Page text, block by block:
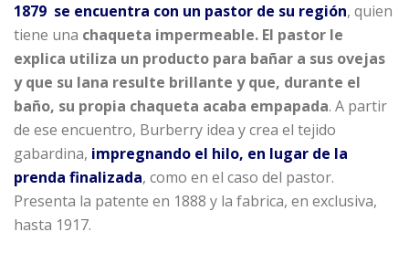
1879 se encuentra con un pastor de su región, quien
tiene una chaqueta impermeable. El pastor le
explica utiliza un producto para bañar a sus ovejas
y que su lana resulte brillante y que, durante el
baño, su propia chaqueta acaba empapada. A partir
de ese encuentro, Burberry idea y crea el tejido
gabardina, impregnando el hilo, en lugar de la
prenda finalizada, como en el caso del pastor.
Presenta la patente en 1888 y la fabrica, en exclusiva,
hasta 1917.